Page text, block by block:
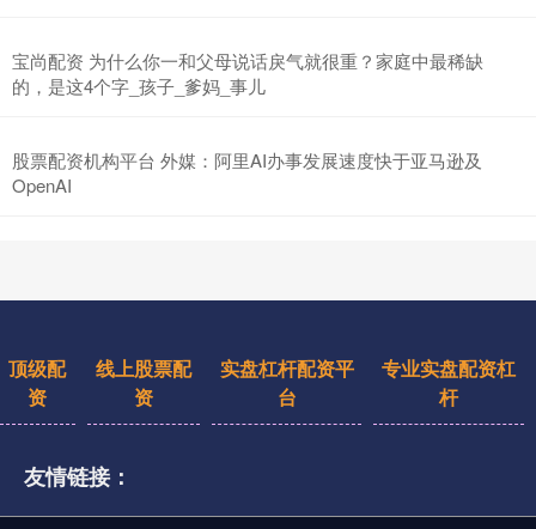
宝尚配资 为什么你一和父母说话戾气就很重？家庭中最稀缺
的，是这4个字_孩子_爹妈_事儿
股票配资机构平台 外媒：阿里AI办事发展速度快于亚马逊及
OpenAI
顶级配
资
线上股票配
资
实盘杠杆配资平
台
专业实盘配资杠
杆
友情链接：